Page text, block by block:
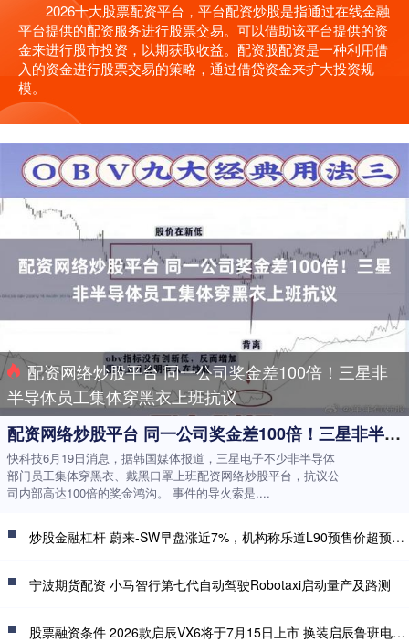
2026十大股票配资平台，平台配资炒股是指通过在线金融
平台提供的配资服务进行股票交易。可以借助该平台提供的资
金来进行股市投资，以期获取收益。配资股配资是一种利用借
入的资金进行股票交易的策略，通过借贷资金来扩大投资规
模。
配资网络炒股平台 同一公司奖金差100倍！三星非
半导体员工集体穿黑衣上班抗议
配资网络炒股平台 同一公司奖金差100倍！三星非半导体员工集体穿黑衣上班抗议
快科技6月19日消息，据韩国媒体报道，三星电子不少非半导体
部门员工集体穿黑衣、戴黑口罩上班配资网络炒股平台，抗议公
司内部高达100倍的奖金鸿沟。 事件的导火索是....
炒股金融杠杆 蔚来-SW早盘涨近7%，机构称乐道L90预售价超预期，整车购买27.99万起，电池租用方式购买19.39万起
宁波期货配资 小马智行第七代自动驾驶Robotaxi启动量产及路测
股票融资条件 2026款启辰VX6将于7月15日上市 换装启辰鲁班电池2.0